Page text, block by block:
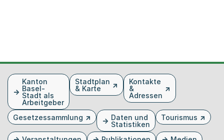
FusszeileKanton
Basel-
Stadt als
Arbeitgeber
Stadtplan
& Karte
Kontakte
&
Adressen
Gesetzessammlung
Daten und
Statistiken
Tourismus